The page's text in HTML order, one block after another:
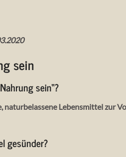
sein
sein“?
Lebensmittel zur
gesünder?